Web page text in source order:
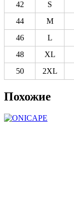
42 S
44
M
46
L
48
XL
50
2XL
Похожие